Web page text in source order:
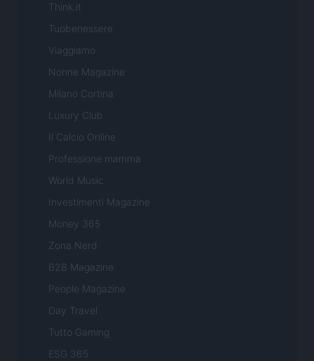
Think.it
Tuobenessere
Viaggiamo
Nonne Magazine
Milano Cortina
Luxury Club
Il Calcio Online
Professione mamma
World Music
Investimenti Magazine
Money 365
Zona Nerd
B2B Magazine
People Magazine
Day Travel
Tutto Gaming
ESG 365